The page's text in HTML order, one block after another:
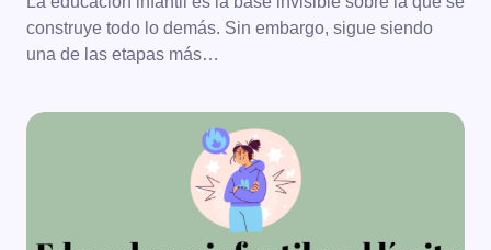
construye todo lo demás. Sin embargo, sigue siendo
una de las etapas más…